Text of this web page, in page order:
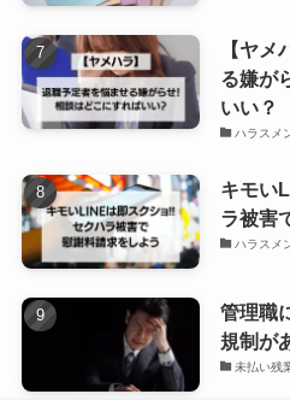
【ヤ
る嫌が
いい？
ハラスメ
キモい
ラ被害
ハラスメ
管理職
規制が
未払い残